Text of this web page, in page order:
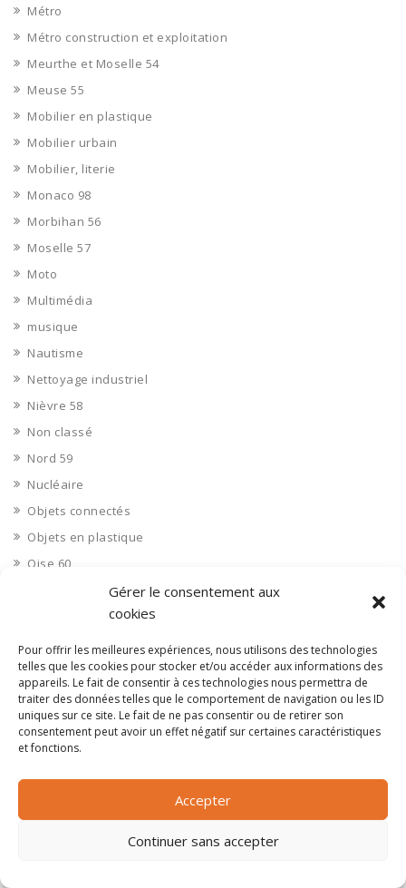
Gérer le consentement aux
cookies
Pour offrir les meilleures expériences, nous utilisons des technologies
telles que les cookies pour stocker et/ou accéder aux informations des
appareils. Le fait de consentir à ces technologies nous permettra de
traiter des données telles que le comportement de navigation ou les ID
uniques sur ce site. Le fait de ne pas consentir ou de retirer son
consentement peut avoir un effet négatif sur certaines caractéristiques
et fonctions.
Accepter
Continuer sans accepter
Métro
Métro construction et exploitation
Meurthe et Moselle 54
Meuse 55
Mobilier en plastique
Mobilier urbain
Mobilier, literie
Monaco 98
Morbihan 56
Moselle 57
Moto
Multimédia
musique
Nautisme
Nettoyage industriel
Nièvre 58
Non classé
Nord 59
Nucléaire
Objets connectés
Objets en plastique
Oise 60
Opérateur télécom
Opérateurs télécom
Optique
Ordinateurs
Orne 61
Ouvrages d’art
Paramédical, compléments alimentaires